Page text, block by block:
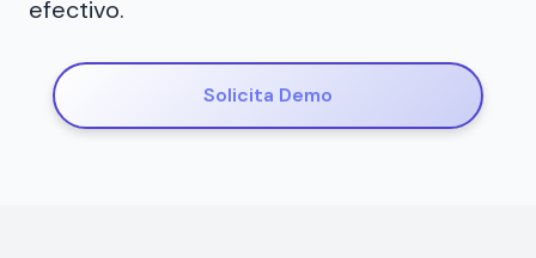
efectivo.
Solicita Demo